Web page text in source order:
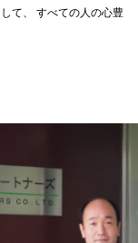
て、 すべての人の心豊